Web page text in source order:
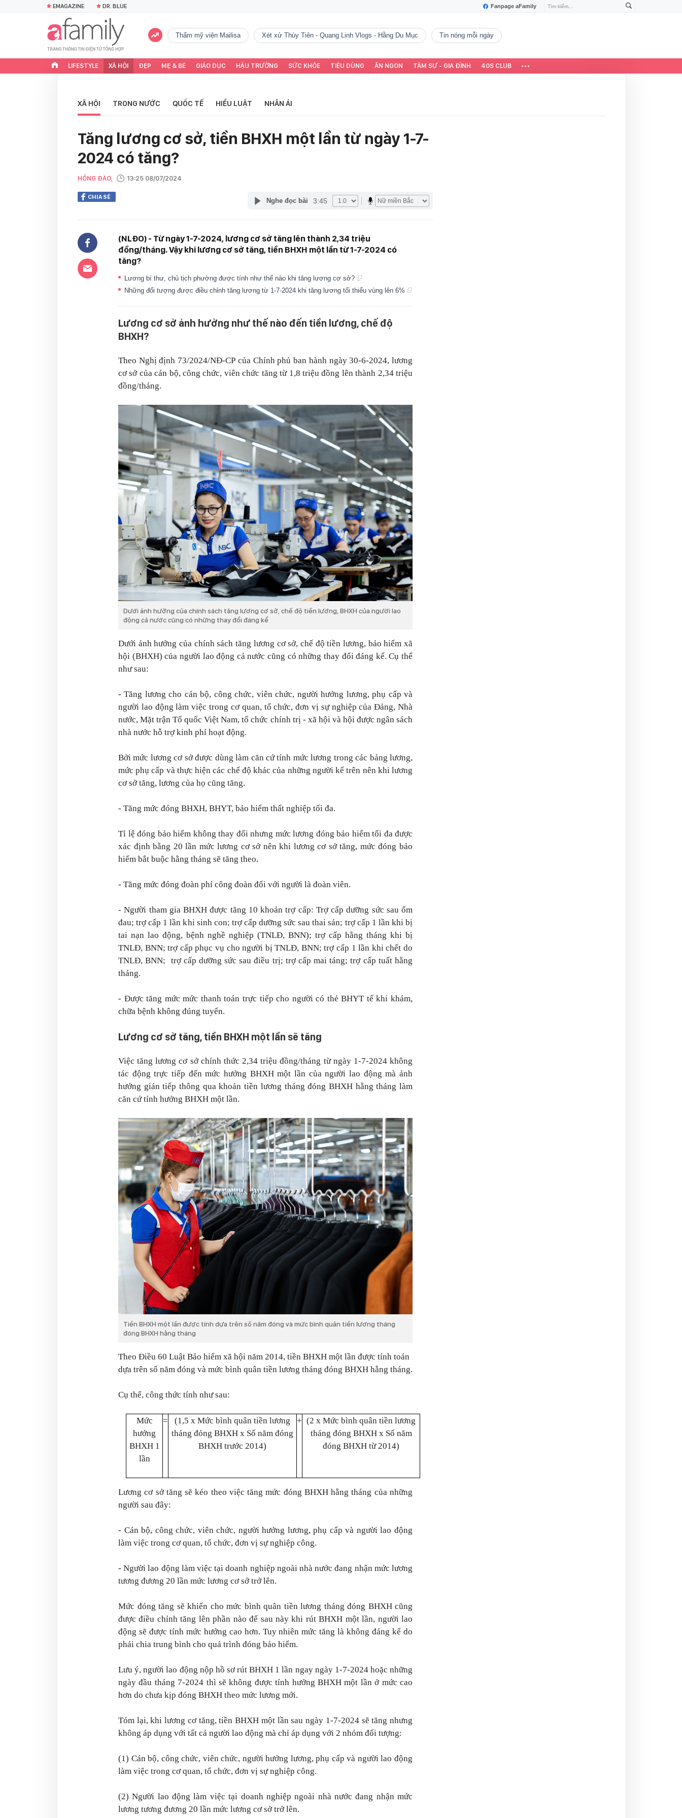
Fanpage aFamily
EMAGAZINE DR. BLUE
Thẩm mỹ viện Mailisa Xét xử Thùy Tiên - Quang Linh Vlogs - Hằng Du Mục tin nóng mỗi ngày
LIFESTYLE XÃ HỘI ĐẸP MẸ & BÉ GIÁO DỤC HẬU TRƯỜNG SỨC KHỎE TIÊU DÙNG ĂN NGON TÂM SỰ - GIA ĐÌNH 40S CLUB
XÃ HỘI TRONG NƯỚC QUỐC TẾ HIỂU LUẬT NHÂN ÁI
Tăng lương cơ sở, tiền BHXH một lần từ ngày 1-7-
2024 có tăng?
HỒNG ĐÀO, 13:25 08/07/2024
CHIA SẺ Nghe đọc bài 3:45
(NLĐO) - Từ ngày 1-7-2024, lương cơ sở tăng lên thành 2,34 triệu
đồng/tháng. Vậy khi lương cơ sở tăng, tiền BHXH một lần từ 1-7-2024 có
tăng?
Lương bí thư, chủ tịch phường được tính như thế nào khi tăng lương cơ sở?
Những đối tượng được điều chỉnh tăng lương từ 1-7-2024 khi tăng lương tối thiểu vùng lên 6%
Lương cơ sở ảnh hưởng như thế nào đến tiền lương, chế độ
BHXH?
Theo Nghị định 73/2024/NĐ-CP của Chính phủ ban hành ngày 30-6-2024, lương
cơ sở của cán bộ, công chức, viên chức tăng từ 1,8 triệu đồng lên thành 2,34 triệu
đồng/tháng.
Dưới ảnh hưởng của chính sách tăng lương cơ sở, chế độ tiền lương, BHXH của người lao
động cả nước cũng có những thay đổi đáng kể
Dưới ảnh hưởng của chính sách tăng lương cơ sở, chế độ tiền lương, bảo hiểm xã
hội (BHXH) của người lao động cả nước cũng có những thay đổi đáng kể. Cụ thể
như sau:
- Tăng lương cho cán bộ, công chức, viên chức, người hưởng lương, phụ cấp và
người lao động làm việc trong cơ quan, tổ chức, đơn vị sự nghiệp của Đảng, Nhà
nước, Mặt trận Tổ quốc Việt Nam, tổ chức chính trị - xã hội và hội được ngân sách
nhà nước hỗ trợ kinh phí hoạt động.
Bởi mức lương cơ sở được dùng làm căn cứ tính mức lương trong các bảng lương,
mức phụ cấp và thực hiện các chế độ khác của những người kể trên nên khi lương
cơ sở tăng, lương của họ cũng tăng.
- Tăng mức đóng BHXH, BHYT, bảo hiểm thất nghiệp tối đa.
Tỉ lệ đóng bảo hiểm không thay đổi nhưng mức lương đóng bảo hiểm tối đa được
xác định bằng 20 lần mức lương cơ sở nên khi lương cơ sở tăng, mức đóng bảo
hiểm bắt buộc hằng tháng sẽ tăng theo.
- Tăng mức đóng đoàn phí công đoàn đối với người là đoàn viên.
- Người tham gia BHXH được tăng 10 khoản trợ cấp: Trợ cấp dưỡng sức sau ốm
đau; trợ cấp 1 lần khi sinh con; trợ cấp dưỡng sức sau thai sản; trợ cấp 1 lần khi bị
tai nạn lao động, bệnh nghề nghiệp (TNLĐ, BNN); trợ cấp hằng tháng khi bị
TNLĐ, BNN; trợ cấp phục vụ cho người bị TNLĐ, BNN; trợ cấp 1 lần khi chết do
TNLĐ, BNN; trợ cấp dưỡng sức sau điều trị; trợ cấp mai táng; trợ cấp tuất hằng
tháng.
- Được tăng mức mức thanh toán trực tiếp cho người có thẻ BHYT tế khi khám,
chữa bệnh không đúng tuyến.
Lương cơ sở tăng, tiền BHXH một lần sẽ tăng
Việc tăng lương cơ sở chính thức 2,34 triệu đồng/tháng từ ngày 1-7-2024 không
tác động trực tiếp đến mức hưởng BHXH một lần của người lao động mà ảnh
hưởng gián tiếp thông qua khoản tiền lương tháng đóng BHXH hằng tháng làm
căn cứ tính hưởng BHXH một lần.
Tiền BHXH một lần được tính dựa trên số năm đóng và mức bình quân tiền lương tháng
đóng BHXH hằng tháng
Theo Điều 60 Luật Bảo hiểm xã hội năm 2014, tiền BHXH một lần được tính toán
dựa trên số năm đóng và mức bình quân tiền lương tháng đóng BHXH hằng tháng.
Cụ thể, công thức tính như sau:
Mức
hưởng
BHXH 1
lần
=
(1,5 x Mức bình quân tiền lương
tháng đóng BHXH x Số năm đóng
BHXH trước 2014)
+ (2 x Mức bình quân tiền lương
tháng đóng BHXH x Số năm
đóng BHXH từ 2014)
Lương cơ sở tăng sẽ kéo theo việc tăng mức đóng BHXH hằng tháng của những
người sau đây:
- Cán bộ, công chức, viên chức, người hưởng lương, phụ cấp và người lao động
làm việc trong cơ quan, tổ chức, đơn vị sự nghiệp công.
- Người lao động làm việc tại doanh nghiệp ngoài nhà nước đang nhận mức lương
tương đương 20 lần mức lương cơ sở trở lên.
Mức đóng tăng sẽ khiến cho mức bình quân tiền lương tháng đóng BHXH cũng
được điều chỉnh tăng lên phần nào để sau này khi rút BHXH một lần, người lao
động sẽ được tính mức hưởng cao hơn. Tuy nhiên mức tăng là không đáng kể do
phải chia trung bình cho quá trình đóng bảo hiểm.
Lưu ý, người lao động nộp hồ sơ rút BHXH 1 lần ngay ngày 1-7-2024 hoặc những
ngày đầu tháng 7-2024 thì sẽ không được tính hưởng BHXH một lần ở mức cao
hơn do chưa kịp đóng BHXH theo mức lương mới.
Tóm lại, khi lương cơ tăng, tiền BHXH một lần sau ngày 1-7-2024 sẽ tăng nhưng
không áp dụng với tất cả người lao động mà chỉ áp dụng với 2 nhóm đối tượng:
(1) Cán bộ, công chức, viên chức, người hưởng lương, phụ cấp và người lao động
làm việc trong cơ quan, tổ chức, đơn vị sự nghiệp công.
(2) Người lao động làm việc tại doanh nghiệp ngoài nhà nước đang nhận mức
lương tương đương 20 lần mức lương cơ sở trở lên.